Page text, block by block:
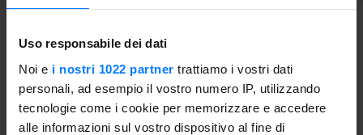
Uso responsabile dei dati
Noi e i nostri 1022 partner trattiamo i vostri dati
personali, ad esempio il vostro numero IP, utilizzando
tecnologie come i cookie per memorizzare e accedere
alle informazioni sul vostro dispositivo al fine di
Proceeding
Wash the courgettes, trim them and cut into thin slices
lengthwise. Lay them on a baking tray, season with a pinch
of salt and pepper, a drizzle of oil, a few sprigs of fresh